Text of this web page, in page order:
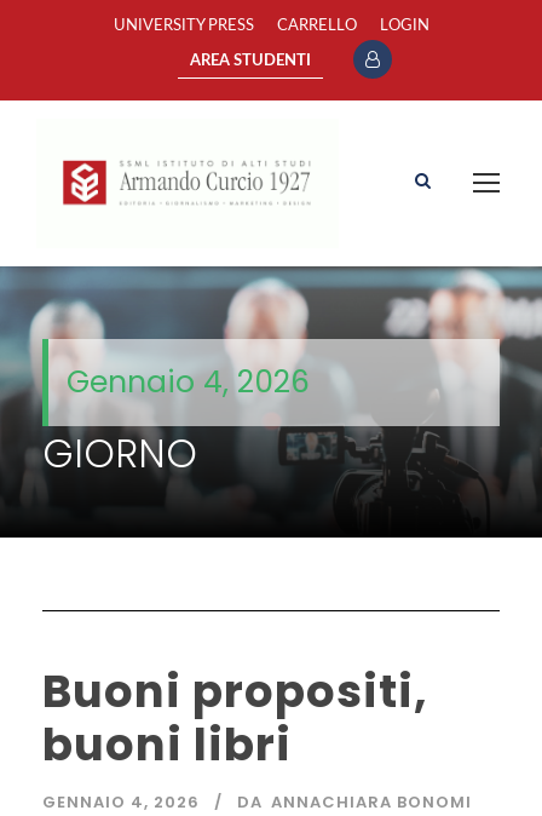
UNIVERSITY PRESS CARRELLO LOGIN
AREA STUDENTI
Gennaio 4, 2026
GIORNO
Buoni propositi,
buoni libri
GENNAIO 4, 2026 DA ANNACHIARA BONOMI